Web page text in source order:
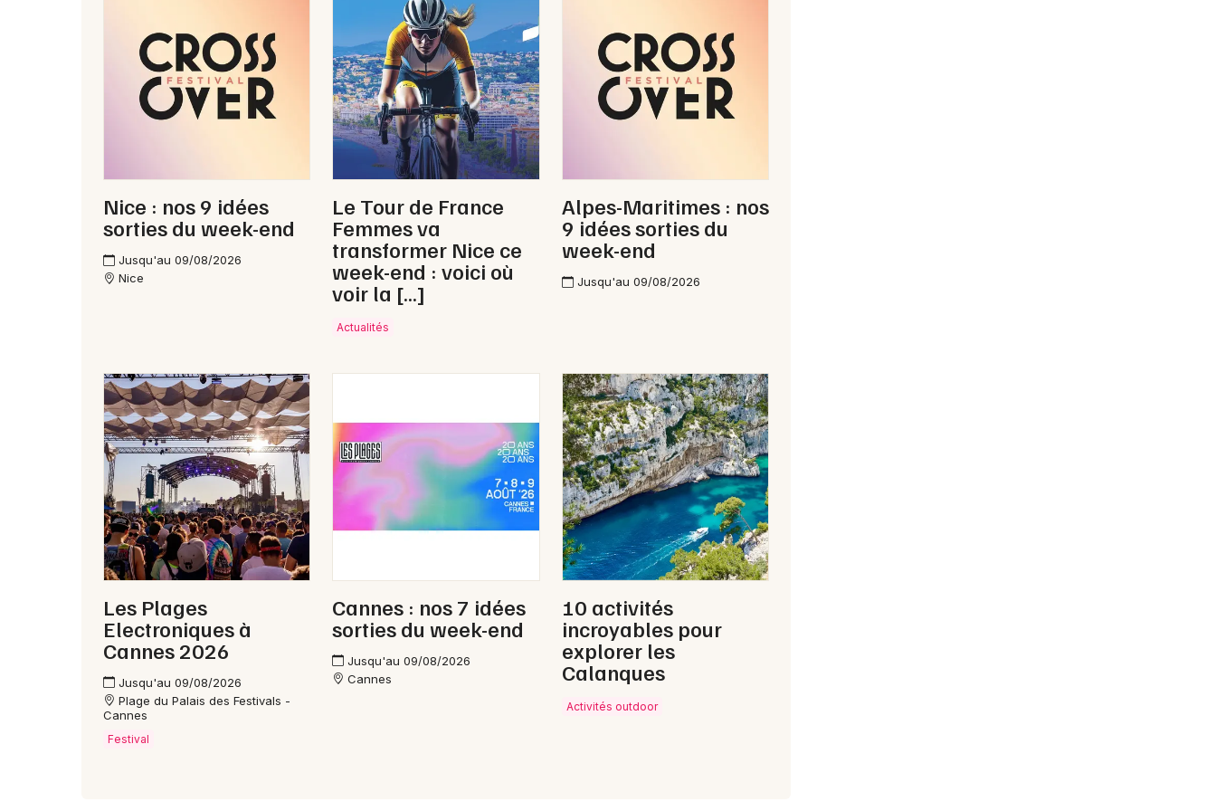
Nice : nos 9 idées
sorties du week-end
Jusqu'au 09/08/2026
Nice
Le Tour de France
Femmes va
transformer Nice ce
week-end : voici où
voir la […]
Actualités
Alpes-Maritimes : nos
9 idées sorties du
week-end
Jusqu'au 09/08/2026
Les Plages
Electroniques à
Cannes 2026
Jusqu'au 09/08/2026
Plage du Palais des Festivals -
Cannes
Festival
Cannes : nos 7 idées
sorties du week-end
Jusqu'au 09/08/2026
Cannes
10 activités
incroyables pour
explorer les
Calanques
Activités outdoor